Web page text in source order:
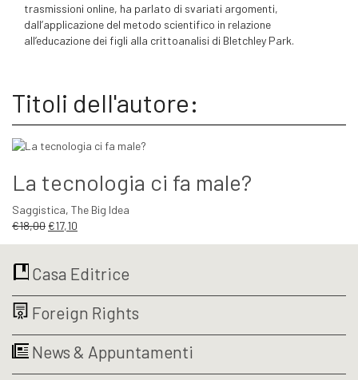
trasmissioni online, ha parlato di svariati argomenti,
dall’applicazione del metodo scientifico in relazione
all’educazione dei figli alla crittoanalisi di Bletchley Park.
Titoli dell'autore:
La tecnologia ci fa male?
Saggistica, The Big Idea
€18,00Il
era:
€17,10
è:
Casa Editrice
Foreign Rights
News & Appuntamenti